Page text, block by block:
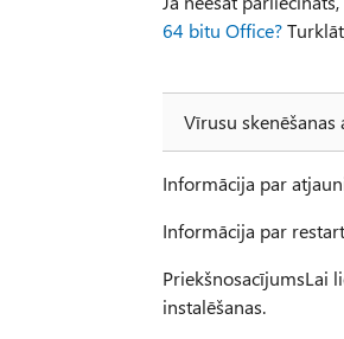
64 bitu Office?
Vīrusu
Informācija par
Informācija par
PriekšnosacījumsLai
instalēšanas.